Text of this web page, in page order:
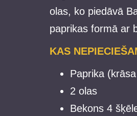
olas, ko piedāvā
paprikas formā ar
KAS
Paprika
2 olas
Bekons 4